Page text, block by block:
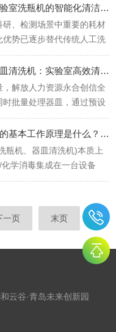
而影响实验数据的准确
束缚啦！永合创信全自动饮
验室场景量身打...
规避洗瓶误区，实验室洗瓶机的智能化清洁技巧与应用
研、检测场景中重要的耗材
势已逐步替代传统人工洗
与洁净度。但在实际应用
不当、认知偏差，陷入洗
达标、耗材损坏、设备寿命
合实验室洗瓶...
永合创信全自动器皿清洗机：实验室高效清洗的理想选择！
解放人力资源永合创信全
时批量处理器皿，通过预设
洗、烘干全流程，大幅缩
清洗效率提升数倍，能轻
巨大清洗工作量。同时，
、水压和清洗...
实验室清洗消毒机的基本工作原理是什么？它是如何实现清洗与消毒双重功能的？
瓶机、器皿清洗机)本质上
学消毒集成在一台设备
成“从脏到无菌/洁净”的全
概述总体流程​典型程序包
一页 末页
云谷·青岛未来创新园